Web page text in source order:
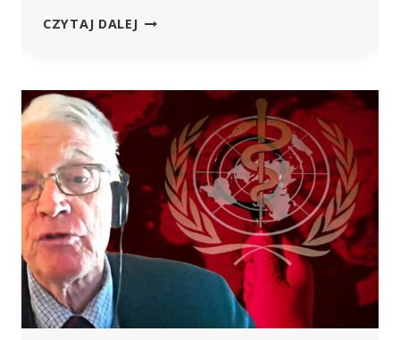
CZYTAJ DALEJAKTA
KAPRYŚNOŚĆ:
ROSNĄ
ŻĄDANIA
KONSEKWENCJI
ZMIANY
MEDIACH